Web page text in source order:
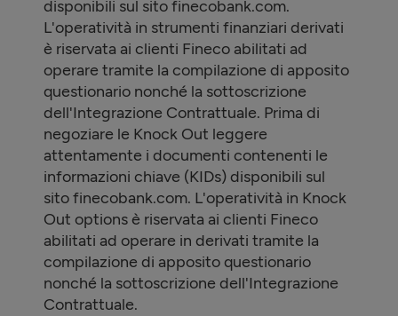
disponibili sul sito finecobank.com.
L'operatività in strumenti finanziari derivati
è riservata ai clienti Fineco abilitati ad
operare tramite la compilazione di apposito
questionario nonché la sottoscrizione
dell'Integrazione Contrattuale. Prima di
negoziare le Knock Out leggere
attentamente i documenti contenenti le
informazioni chiave (KIDs) disponibili sul
sito finecobank.com. L'operatività in Knock
Out options è riservata ai clienti Fineco
abilitati ad operare in derivati tramite la
compilazione di apposito questionario
nonché la sottoscrizione dell'Integrazione
Contrattuale.